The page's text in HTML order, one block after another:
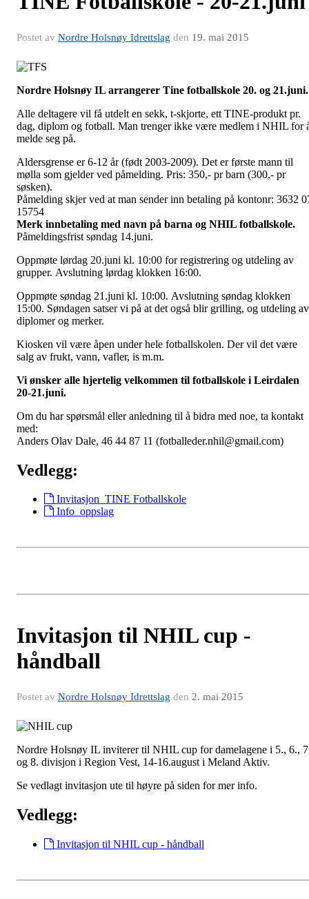
Postet av Nordre Holsnøy Idrettslag den 19. mai 2015
Nordre Holsnøy IL arrangerer Tine fotballskole 20. og 21.juni.
Alle deltagere vil få utdelt en sekk, t-skjorte, ett TINE-produkt pr.
dag, diplom og fotball. Man trenger ikke være medlem i NHIL for
melde seg på.
Aldersgrense er 6-12 år (født 2003-2009). Det er første mann til
mølla som gjelder ved påmelding. Pris: 350,- pr barn (300,- pr
søsken).
Påmelding skjer ved at man sender inn betaling på kontonr: 3632
15754
Merk innbetaling med navn på barna og NHIL fotballskole.
Påmeldingsfrist søndag 14.juni.
Oppmøte lørdag 20.juni kl. 10:00 for registrering og utdeling av
grupper. Avslutning lørdag klokken 16:00.
Oppmøte søndag 21.juni kl. 10:00. Avslutning søndag klokken
15:00. Søndagen satser vi på at det også blir grilling, og utdeling av
diplomer og merker.
Kiosken vil være åpen under hele fotballskolen. Der vil det være
salg av frukt, vann, vafler, is m.m.
Vi ønsker alle hjertelig velkommen til fotballskole i Leirdalen
20-21.juni.
Om du har spørsmål eller anledning til å bidra med noe, ta kontakt
med:
Anders Olav Dale, 46 44 87 11 (fotballeder.nhil@gmail.com)
Vedlegg:
Invitasjon_TINE Fotballskole
Info_oppslag
Invitasjon til NHIL cup -
håndball
Postet av Nordre Holsnøy Idrettslag den 2. mai 2015
Nordre Holsnøy IL inviterer til NHIL cup for damelagene i 5., 6.,
og 8. divisjon i Region Vest, 14-16.august i Meland Aktiv.
Se vedlagt invitasjon ute til høyre på siden for mer info.
Vedlegg:
Invitasjon til NHIL cup - håndball